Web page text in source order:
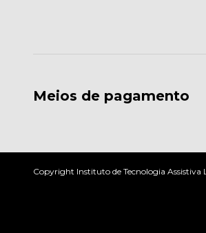
Meios de pagamento
Copyright Instituto de Tecnologia Assistiva